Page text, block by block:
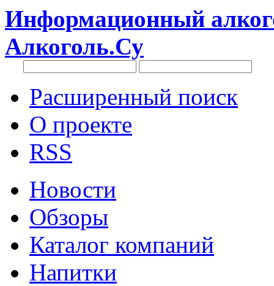
Информационный
Алкоголь.Су
Расширенный поиск
О проекте
RSS
Новости
Обзоры
Каталог компаний
Напитки